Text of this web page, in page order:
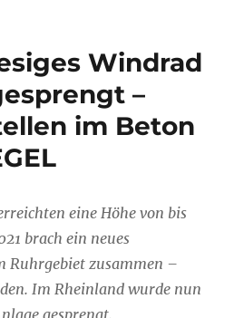
Windrad
–
im Beton
eine Höhe von bis
brach ein neues
Ruhrgebiet zusammen –
Im Rheinland wurde nun
gesprengt.